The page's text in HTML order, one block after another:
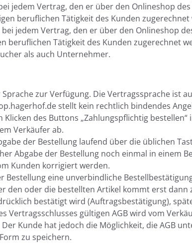
jedem Vertrag, den er über den Onlineshop
beruflichen Tätigkeit des Kunden zugerechnet
jedem Vertrag, den er über den Onlineshop
Tätigkeit des Kunden zugerechnet
als auch Unternehmer.
zur Verfügung. Die Vertragssprache ist
stellt kein rechtlich bindendes
des Buttons „Zahlungspflichtig
Verkäufer ab.
der Bestellung laufend über die üblichen
Abgabe der Bestellung noch einmal in einem
Kunden korrigiert werden.
Bestellung eine unverbindliche
den oder die bestellten Artikel kommt erst
bestätigt wird (Auftragsbestätigung),
Vertragsschlusses gültigen AGB wird vom
Kunde hat jedoch die Möglichkeit, die AGB
zu speichern.